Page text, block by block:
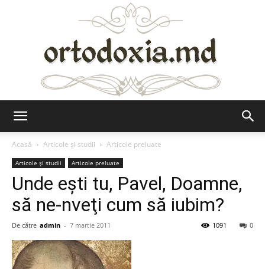
Acasă
Articole şi studii Articole preluate
Articole şi studii Articole preluate
Unde eşti tu, Pavel, Doamne,
să ne-nveţi cum să iubim?
De către admin - 7 martie 2011 0
1091